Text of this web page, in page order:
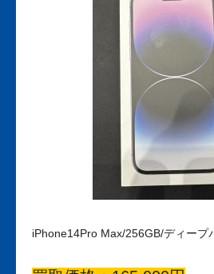
iPhone14Pro Max/256GB/ディープ